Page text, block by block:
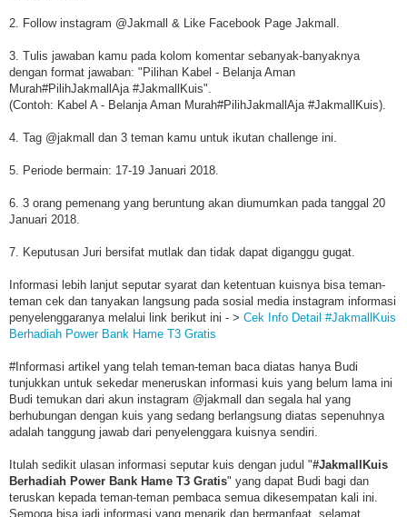
2. Follow instagram @Jakmall & Like Facebook Page Jakmall.
3. Tulis jawaban kamu pada kolom komentar sebanyak-banyaknya
dengan format jawaban: "Pilihan Kabel - Belanja Aman
Murah#PilihJakmallAja #JakmallKuis".
(Contoh: Kabel A - Belanja Aman Murah#PilihJakmallAja #JakmallKuis).
4. Tag @jakmall dan 3 teman kamu untuk ikutan challenge ini.
5. Periode bermain: 17-19 Januari 2018.
6. 3 orang pemenang yang beruntung akan diumumkan pada tanggal 20
Januari 2018.
7. Keputusan Juri bersifat mutlak dan tidak dapat diganggu gugat.
Informasi lebih lanjut seputar syarat dan ketentuan kuisnya bisa teman-
teman cek dan tanyakan langsung pada sosial media instagram informasi
penyelenggaranya melalui link berikut ini - > Cek Info Detail #JakmallKuis
Berhadiah Power Bank Hame T3 Gratis
#Informasi artikel yang telah teman-teman baca diatas hanya Budi
tunjukkan untuk sekedar meneruskan informasi kuis yang belum lama ini
Budi temukan dari akun instagram @jakmall dan segala hal yang
berhubungan dengan kuis yang sedang berlangsung diatas sepenuhnya
adalah tanggung jawab dari penyelenggara kuisnya sendiri.
Itulah sedikit ulasan informasi seputar kuis dengan judul "#JakmallKuis
Berhadiah Power Bank Hame T3 Gratis" yang dapat Budi bagi dan
teruskan kepada teman-teman pembaca semua dikesempatan kali ini.
Semoga bisa jadi informasi yang menarik dan bermanfaat, selamat